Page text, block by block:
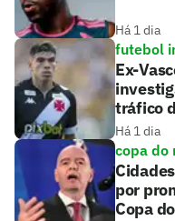
Há 1 dia
futebol
Ex-
tráfico
Há 1 dia
copa do
por
Copa